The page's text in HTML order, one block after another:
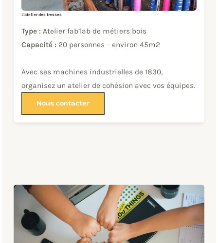
L’atelier des tresses
Type : Atelier fab’lab de métiers bois
Capacité : 20 personnes – environ 45m2
Avec ses machines industrielles de 1830,
organisez un atelier de cohésion avec vos équipes.
Nous contacter